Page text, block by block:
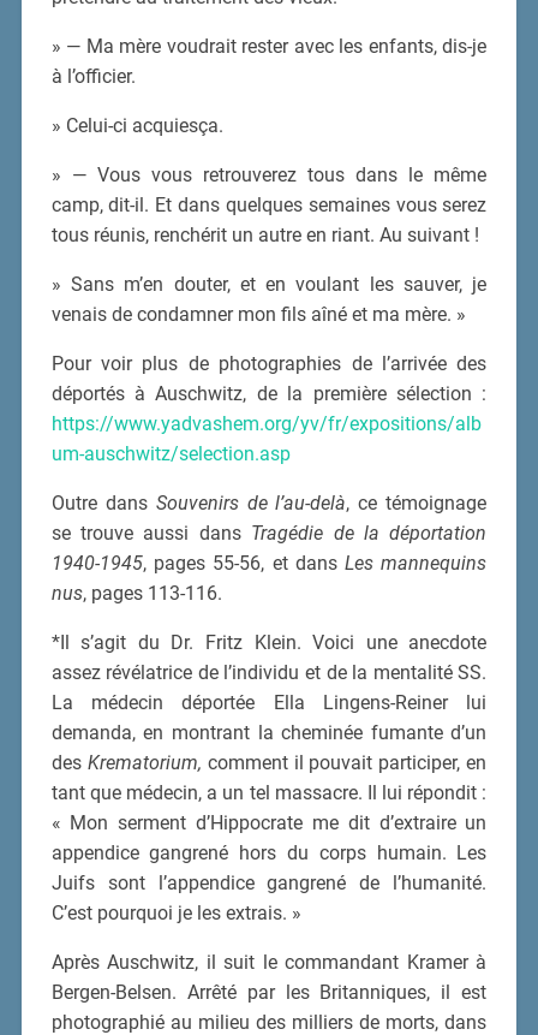
» — Ma mère voudrait rester avec les enfants, dis-je
à l’officier.
» Celui-ci acquiesça.
» — Vous vous retrouverez tous dans le même
camp, dit-il. Et dans quelques semaines vous serez
tous réunis, renchérit un autre en riant. Au suivant !
» Sans m’en douter, et en voulant les sauver, je
venais de condamner mon fils aîné et ma mère. »
Pour voir plus de photographies de l’arrivée des
déportés à Auschwitz, de la première sélection :
https://www.yadvashem.org/yv/fr/expositions/alb
um-auschwitz/selection.asp
Outre dans Souvenirs de l’au-delà, ce témoignage
se trouve aussi dans Tragédie de la déportation
1940-1945, pages 55-56, et dansLes mannequins
nus, pages 113-116.
*Il s’agit du Dr. Fritz Klein. Voici une anecdote
assez révélatrice de l’individu et de la mentalité SS.
La médecin déportée Ella Lingens-Reiner lui
demanda, en montrant la cheminée fumante d’un
des Krematorium, comment il pouvait participer, en
tant que médecin, a un tel massacre. Il lui répondit :
« Mon serment d’Hippocrate me dit d’extraire un
appendice gangrené hors du corps humain. Les
Juifs sont l’appendice gangrené de l’humanité.
C’est pourquoi je les extrais. »
Après Auschwitz, il suit le commandant Kramer à
Bergen-Belsen. Arrêté par les Britanniques, il est
photographié au milieu des milliers de morts, dans